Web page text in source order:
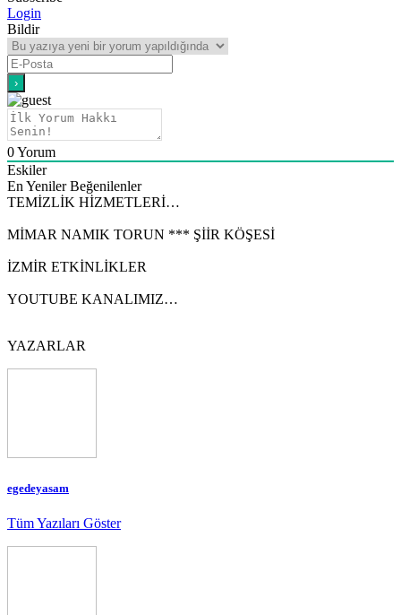
Login
Bildir
0Yorum
Eskiler
En Yeniler Beğenilenler
TEMİZLİK HİZMETLERİ…
MİMAR NAMIK TORUN *** ŞİİR KÖŞESİ
İZMİR ETKİNLİKLER
YOUTUBE KANALIMIZ…
YAZARLAR
egedeyasam
Tüm Yazıları Göster